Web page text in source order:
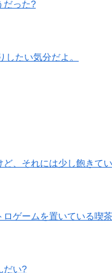
だった?
たい気分だよ。
、それには少し飽きてい
ゲームを置いている喫
だい?